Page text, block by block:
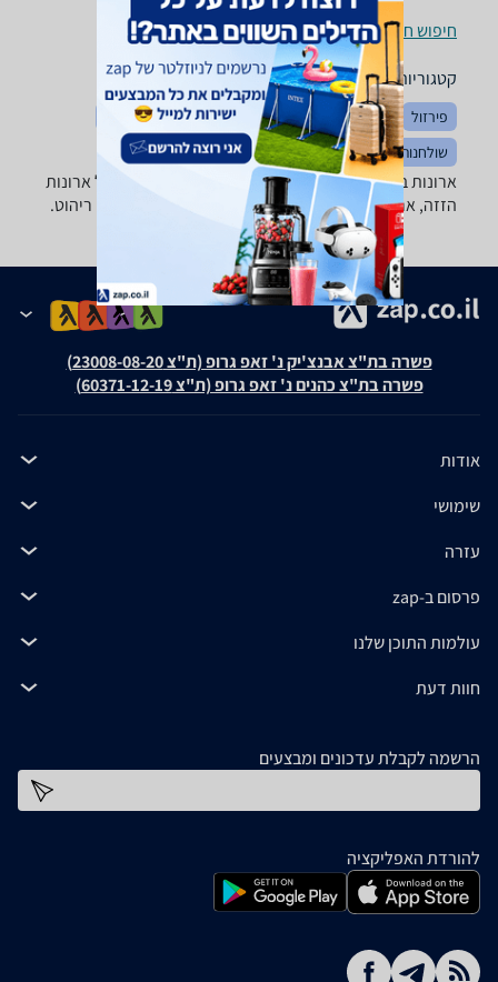
חיפוש חנויות ארונות בגדים, שידות וכונניות לפי עיר
קטגוריות משלימות
פירזול ארונות אמבטיה חדרי שינה
מוצרי עיצוב לבית
שולחנות ופינות אוכל
מזנונים ושולחנות טלוויזיה
ארונות בגדים, שידות וכונניות - ‏3 מגירות מבחר גדול של ארונות
הזזה, ארונות בגדים, שידות, מזנונים, כוורות ושאר פרטי ריהוט.
פשרה בת"צ אבנצ'יק נ' זאפ גרופ (ת"צ 23008-08-20)
פשרה בת"צ כהנים נ' זאפ גרופ (ת"צ 60371-12-19)
אודות
שימושי
עזרה
פרסום ב-zap
עולמות התוכן שלנו
חוות דעת
הרשמה לקבלת עדכונים ומבצעים
להורדת האפליקציה